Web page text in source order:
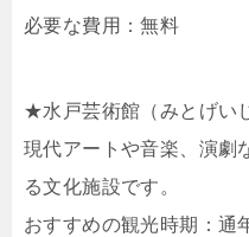
必要な費用：無料
★水戸芸術館（みとげい
現代アートや音楽、演劇
る文化施設です。
おすすめの観光時期：通